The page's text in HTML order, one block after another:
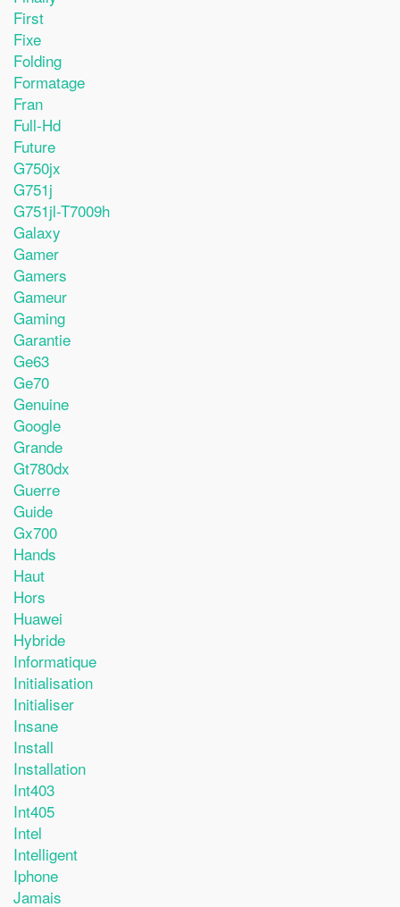
First
Fixe
Folding
Formatage
Fran
Full-Hd
Future
G750jx
G751j
G751jl-T7009h
Galaxy
Gamer
Gamers
Gameur
Gaming
Garantie
Ge63
Ge70
Genuine
Google
Grande
Gt780dx
Guerre
Guide
Gx700
Hands
Haut
Hors
Huawei
Hybride
Informatique
Initialisation
Initialiser
Insane
Install
Installation
Int403
Int405
Intel
Intelligent
Iphone
Jamais